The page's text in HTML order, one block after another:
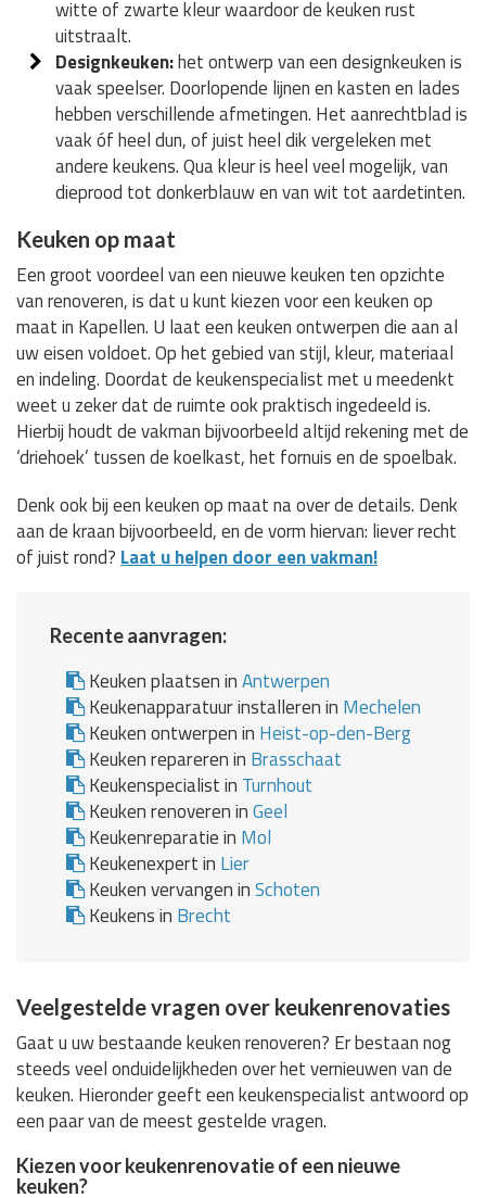
witte of zwarte kleur waardoor de keuken rust
uitstraalt.
Designkeuken:het ontwerp van een designkeuken is
vaak speelser. Doorlopende lijnen en kasten en lades
hebben verschillende afmetingen. Het aanrechtblad is
vaak óf heel dun, of juist heel dik vergeleken met
andere keukens. Qua kleur is heel veel mogelijk, van
dieprood tot donkerblauw en van wit tot aardetinten.
Keuken op maat
Een groot voordeel van een nieuwe keuken ten opzichte
van renoveren, is dat u kunt kiezen voor een keuken op
maat in Kapellen. U laat een keuken ontwerpen die aan al
uw eisen voldoet. Op het gebied van stijl, kleur, materiaal
en indeling. Doordat de keukenspecialist met u meedenkt
weet u zeker dat de ruimte ook praktisch ingedeeld is.
Hierbij houdt de vakman bijvoorbeeld altijd rekening met de
‘driehoek’ tussen de koelkast, het fornuis en de spoelbak.
Denk ook bij een keuken op maat na over de details. Denk
aan de kraan bijvoorbeeld, en de vorm hiervan: liever recht
of juist rond? Laat u helpen door een vakman!
Recente aanvragen:
Keuken plaatsen inAntwerpen
Keukenapparatuur installeren in Mechelen
Keuken ontwerpen in Heist-op-den-Berg
Keuken repareren in Brasschaat
Keukenspecialist in Turnhout
Keuken renoveren inGeel
Keukenreparatie in Mol
Keukenexpert in Lier
Keuken vervangen inSchoten
Keukens in Brecht
Veelgestelde vragen over keukenrenovaties
Gaat u uw bestaande keuken renoveren? Er bestaan nog
steeds veel onduidelijkheden over het vernieuwen van de
keuken. Hieronder geeft een keukenspecialist antwoord op
een paar van de meest gestelde vragen.
Kiezen voor keukenrenovatie of een nieuwe
keuken?